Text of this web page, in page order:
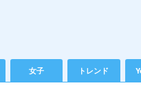
女子 トレンド